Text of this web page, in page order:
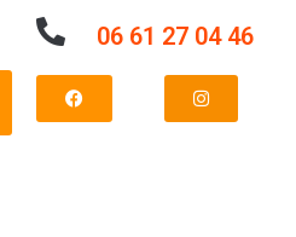
06 61 27 04 46